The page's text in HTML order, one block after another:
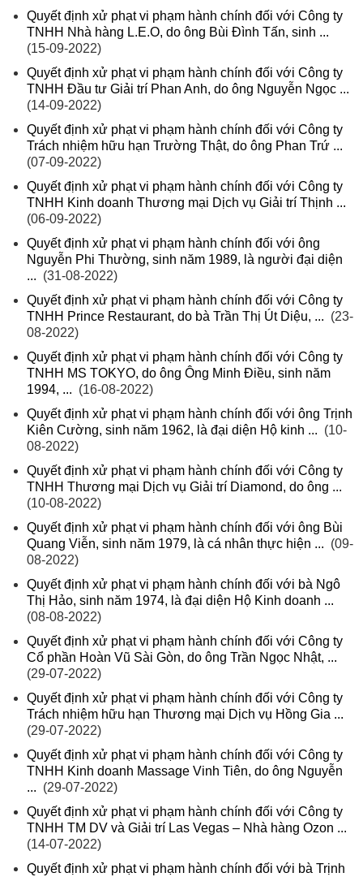
Quyết định xử phạt vi phạm hành chính đối với Công ty
TNHH Nhà hàng L.E.O, do ông Bùi Đình Tấn, sinh ...
(15-09-2022)
Quyết định xử phạt vi phạm hành chính đối với Công ty
TNHH Đầu tư Giải trí Phan Anh, do ông Nguyễn Ngọc ...
(14-09-2022)
Quyết định xử phạt vi phạm hành chính đối với Công ty
Trách nhiệm hữu hạn Trường Thật, do ông Phan Trứ ...
(07-09-2022)
Quyết định xử phạt vi phạm hành chính đối với Công ty
TNHH Kinh doanh Thương mại Dịch vụ Giải trí Thịnh ...
(06-09-2022)
Quyết định xử phạt vi phạm hành chính đối với ông
Nguyễn Phi Thường, sinh năm 1989, là người đại diện
... (31-08-2022)
Quyết định xử phạt vi phạm hành chính đối với Công ty
TNHH Prince Restaurant, do bà Trần Thị Út Diệu, ... (23-
08-2022)
Quyết định xử phạt vi phạm hành chính đối với Công ty
TNHH MS TOKYO, do ông Ông Minh Điều, sinh năm
1994, ... (16-08-2022)
Quyết định xử phạt vi phạm hành chính đối với ông Trịnh
Kiên Cường, sinh năm 1962, là đại diện Hộ kinh ... (10-
08-2022)
Quyết định xử phạt vi phạm hành chính đối với Công ty
TNHH Thương mại Dịch vụ Giải trí Diamond, do ông ...
(10-08-2022)
Quyết định xử phạt vi phạm hành chính đối với ông Bùi
Quang Viễn, sinh năm 1979, là cá nhân thực hiện ... (09-
08-2022)
Quyết định xử phạt vi phạm hành chính đối với bà Ngô
Thị Hảo, sinh năm 1974, là đại diện Hộ Kinh doanh ...
(08-08-2022)
Quyết định xử phạt vi phạm hành chính đối với Công ty
Cổ phần Hoàn Vũ Sài Gòn, do ông Trần Ngọc Nhật, ...
(29-07-2022)
Quyết định xử phạt vi phạm hành chính đối với Công ty
Trách nhiệm hữu hạn Thương mại Dịch vụ Hồng Gia ...
(29-07-2022)
Quyết định xử phạt vi phạm hành chính đối với Công ty
TNHH Kinh doanh Massage Vinh Tiên, do ông Nguyễn
... (29-07-2022)
Quyết định xử phạt vi phạm hành chính đối với Công ty
TNHH TM DV và Giải trí Las Vegas – Nhà hàng Ozon ...
(14-07-2022)
Quyết định xử phạt vi phạm hành chính đối với bà Trịnh